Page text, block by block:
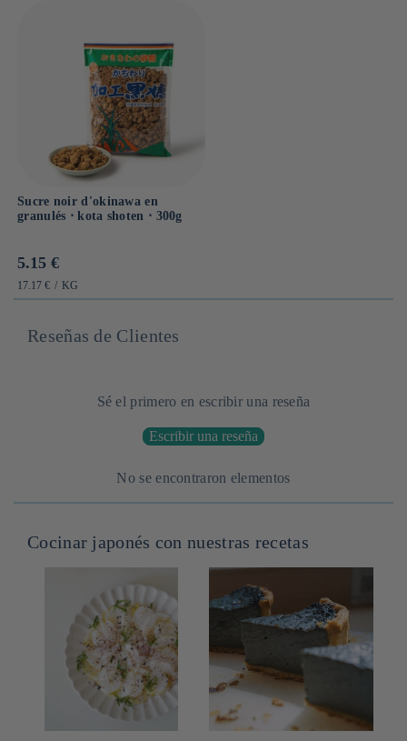
Sucre noir d'okinawa en
granulés ⋅ kota shoten ⋅ 300g
Prix
habituel
5.15 €
PRIX
UNITAIRE
17.17 € / PAR
KG
Reseñas de Clientes
Sé el primero en escribir una reseña
Escribir una reseña
No se encontraron elementos
Cocinar japonés con nuestras recetas